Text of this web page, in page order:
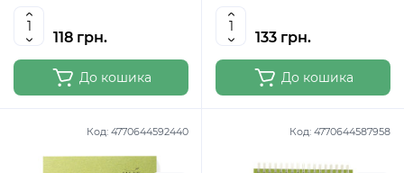
118 грн.
До кошика
133 грн.
До кошика
Код: 4770644592440 Код: 4770644587958